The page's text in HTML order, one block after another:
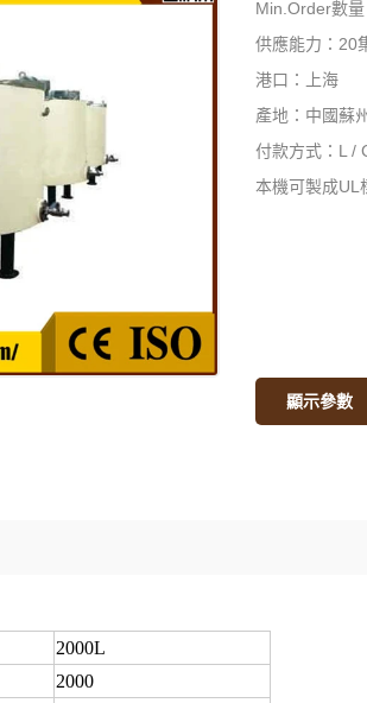
Min.Order數
供應能力：20
港口：上海
產地：中國蘇州
付款方式：L /
本機可製成UL
顯示參數
2000L
2000